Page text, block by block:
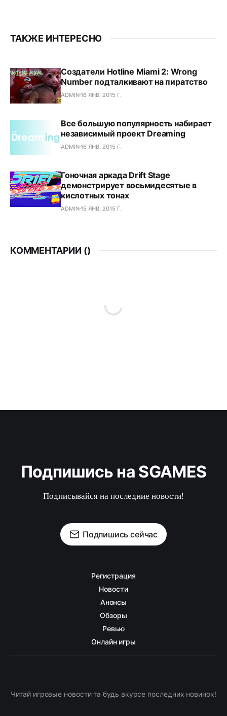
ТАКЖЕ ИНТЕРЕСНО
Создатели Hotline Miami 2: Wrong
Number подталкивают на пиратство
ADMIN16 ЯНВ. 2015 Г.
Все большую популярность набирает
независимый проект Dreaming
ADMIN16 ЯНВ. 2015 Г.
Гоночная аркада Drift Stage
демонстрирует восьмидесятые в
кислотных тонах
ADMIN15 ЯНВ. 2015 Г.
КОММЕНТАРИИ ()
Подпишись на SGAMES
Подписывайся на последние новости!
Подпишись сейчас
Регистрация
Новости
Анонсы
Обзоры
Ревью
Онлайн игры
Читай игровые новости та будь вкурсе последних новинок!